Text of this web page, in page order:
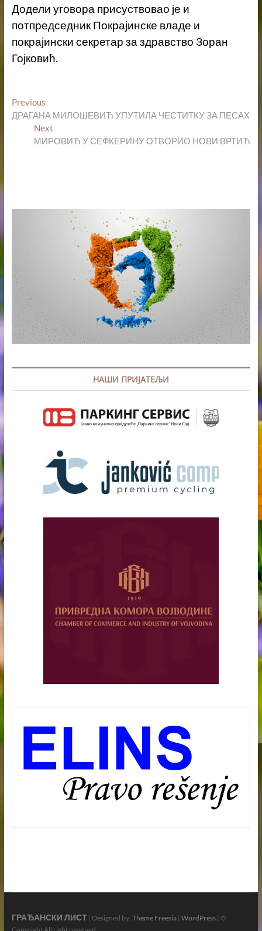
Додели уговора присуствовао је и
потпредседник Покрајинске владе и
покрајински секретар за здравство Зоран
Гојковић.
Кретање
чланка
PreviousPrevious
post:
ДРАГАНА МИЛОШЕВИЋ УПУТИЛА ЧЕСТИТКУ ЗА ПЕСАХ
Next
post:
МИРОВИЋ У СЕФКЕРИНУ ОТВОРИО НОВИ ВРТИЋ
НАШИ ПРИЈАТЕЉИ
ГРАЂАНСКИ ЛИСТ| Designed by: Theme Freesia| WordPress| ©